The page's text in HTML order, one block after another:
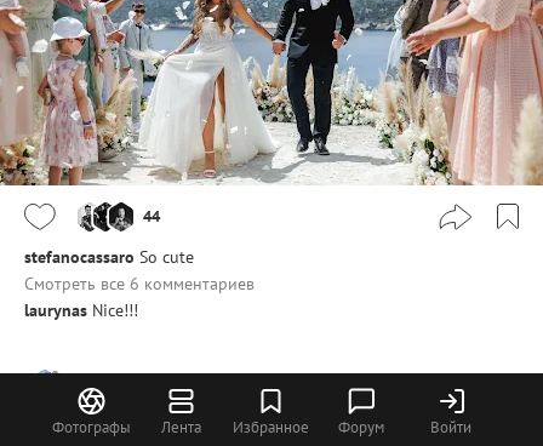
Фотографы Лента Избранное Форум Войти
44
stefanocassaro So cute
Смотреть все 6 комментариев
laurynas Nice!!!
Илья Сиваков